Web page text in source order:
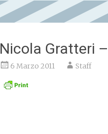
Nicola Gratteri
6 Marzo 2011 Staff